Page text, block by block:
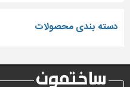
دسته بندی محصولات